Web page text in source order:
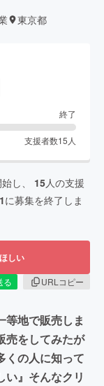
東京都
終了
支援者数15 人
し、 15人の支援
に募集を終了しま
しい
る
URLコピー
等地で販売しま
売をしてみたが
くの人に知って
い』そんなクリ